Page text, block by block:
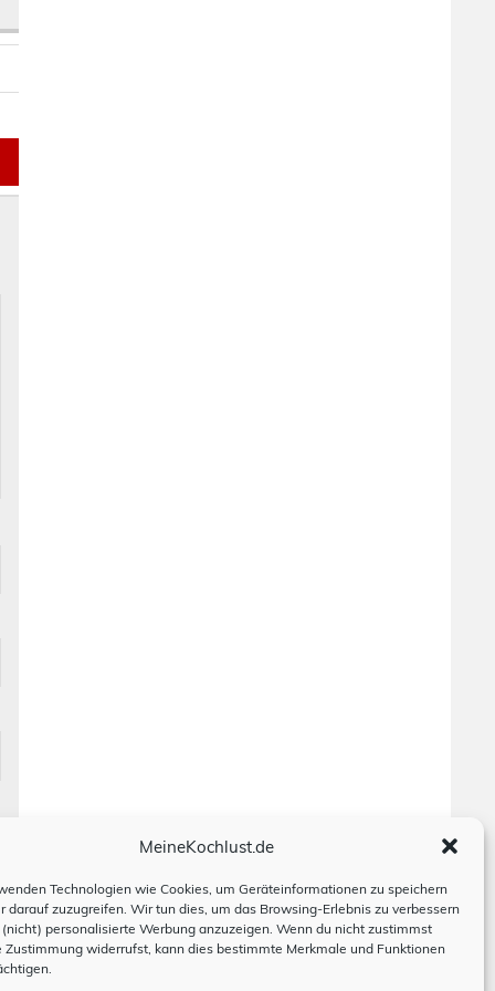
MeineKochlust.de
Technologien wie Cookies, um Geräteinformationen zu speichern
darauf zuzugreifen. Wir tun dies, um das Browsing-Erlebnis zu verbessern
personalisierte Werbung anzuzeigen. Wenn du nicht zustimmst
Zustimmung widerrufst, kann dies bestimmte Merkmale und Funktionen